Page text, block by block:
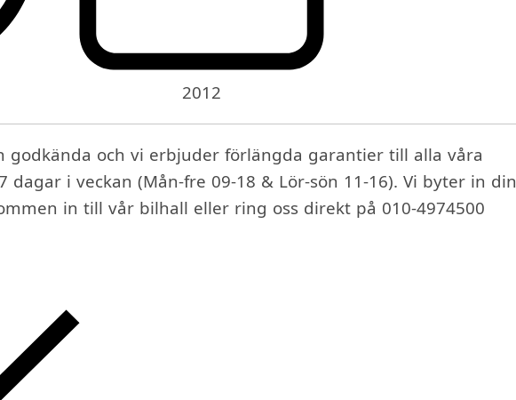
2012
godkända och vi erbjuder förlängda garantier till alla våra
i veckan (Mån-fre 09-18 & Lör-sön 11-16). Vi byter in din
in till vår bilhall eller ring oss direkt på 010-4974500